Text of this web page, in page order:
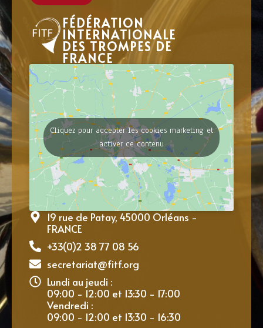
FÉDÉRATION
INTERNATIONALE
DES TROMPES DE
FRANCE
Cliquez pour accepter les cookies marketing et
activer ce contenu
19 rue de Patay, 45000 Orléans -
FRANCE
+33(0)2 38 77 08 56
secretariat@fitf.org
Lundi au jeudi :
09:00 - 12:00 et 13:30 - 17:00
Vendredi :
09:00 - 12:00 et 13:30 - 16:30